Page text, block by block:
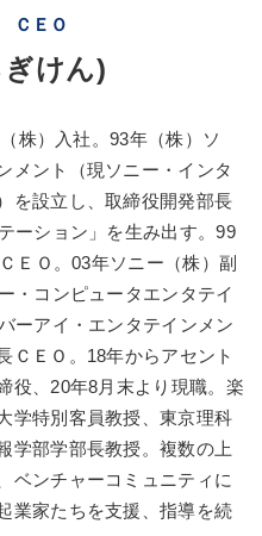
ＣＥＯ
けん)
株）入社。93年（株）ソ
メント（現ソニー・インタ
を設立し、取締役開発部長
ーション」を生み出す。99
ＥＯ。03年ソニー（株）副
・コンピュータエンタテイ
ーアイ・エンタテインメン
ＣＥＯ。18年からアセント
役、20年8月末より現職。楽
学特別客員教授、東京理科
学部学部長教授。複数の上
ベンチャーコミュニティに
業家たちを支援、指導を続